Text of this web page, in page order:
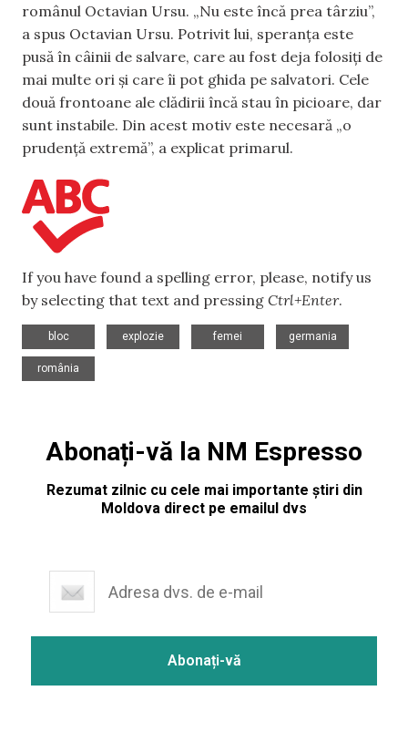
românul Octavian Ursu. „Nu este încă prea târziu”,
a spus Octavian Ursu. Potrivit lui, speranța este
pusă în câinii de salvare, care au fost deja folosiți de
mai multe ori și care îi pot ghida pe salvatori. Cele
două frontoane ale clădirii încă stau în picioare, dar
sunt instabile. Din acest motiv este necesară „o
prudență extremă”, a explicat primarul.
If you have found a spelling error, please, notify us
by selecting that text and pressing Ctrl+Enter.
bloc
explozie
femei
germania
românia
Abonați-vă la NM Espresso
Rezumat zilnic cu cele mai importante știri din
Moldova direct pe emailul dvs